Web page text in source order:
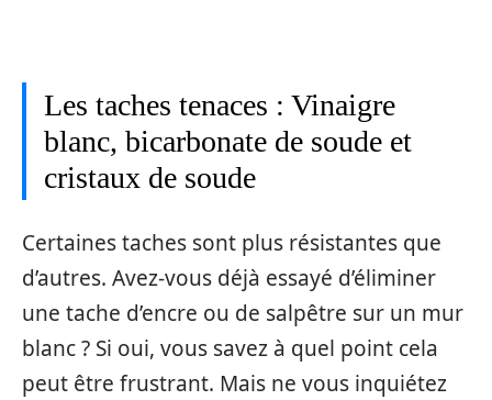
Les taches tenaces : Vinaigre
blanc, bicarbonate de soude et
cristaux de soude
Certaines taches sont plus résistantes que
d’autres. Avez-vous déjà essayé d’éliminer
une tache d’encre ou de salpêtre sur un mur
blanc ? Si oui, vous savez à quel point cela
peut être frustrant. Mais ne vous inquiétez